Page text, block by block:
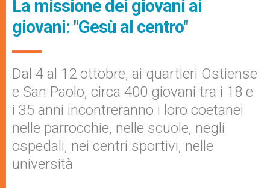
La missione dei giovani ai
giovani: "Gesù al centro"
Dal 4 al 12 ottobre, ai quartieri Ostiense
e San Paolo, circa 400 giovani tra i 18 e
i 35 anni incontreranno i loro coetanei
nelle parrocchie, nelle scuole, negli
ospedali, nei centri sportivi, nelle
università